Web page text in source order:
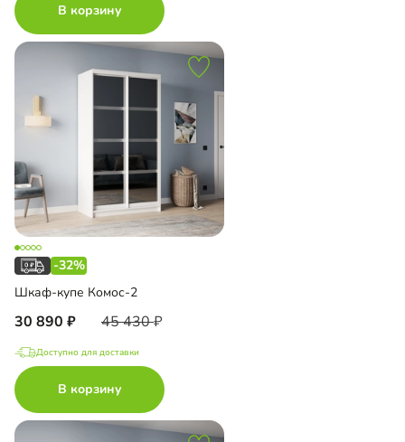
В корзину
-32%
Шкаф-купе Комос-2
30 890 45 430
Доступно для доставки
В корзину